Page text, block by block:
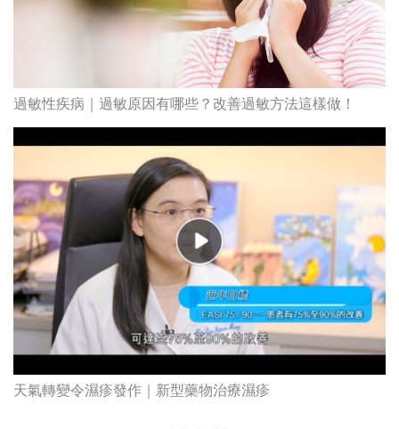
過敏性疾病｜過敏原因有哪些？改善過敏方法這樣做！
天氣轉變令濕疹發作｜新型藥物治療濕疹